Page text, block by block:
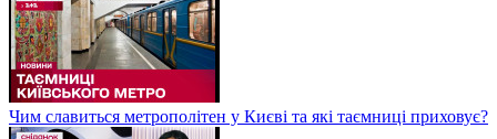
Чим славиться метрополітен у Києві та які таємниці приховує?